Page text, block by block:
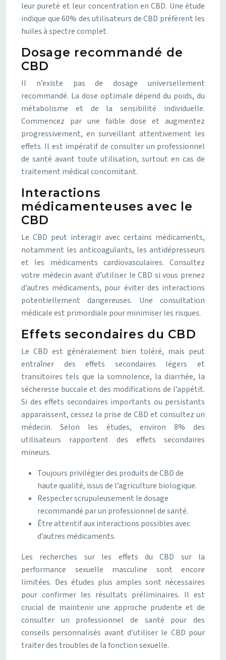
leur pureté et leur concentration en CBD. Une étude
indique que 60% des utilisateurs de CBD préfèrent les
huiles à spectre complet.
Dosage recommandé de
CBD
Il n’existe pas de dosage universellement
recommandé. La dose optimale dépend du poids, du
métabolisme et de la sensibilité individuelle.
Commencez par une faible dose et augmentez
progressivement, en surveillant attentivement les
effets. Il est impératif de consulter un professionnel
de santé avant toute utilisation, surtout en cas de
traitement médical concomitant.
Interactions
médicamenteuses avec le
CBD
Le CBD peut interagir avec certains médicaments,
notamment les anticoagulants, les antidépresseurs
et les médicaments cardiovasculaires. Consultez
votre médecin avant d’utiliser le CBD si vous prenez
d’autres médicaments, pour éviter des interactions
potentiellement dangereuses. Une consultation
médicale est primordiale pour minimiser les risques.
Effets secondaires du CBD
Le CBD est généralement bien toléré, mais peut
entraîner des effets secondaires légers et
transitoires tels que la somnolence, la diarrhée, la
sécheresse buccale et des modifications de l’appétit.
Si des effets secondaires importants ou persistants
apparaissent, cessez la prise de CBD et consultez un
médecin. Selon les études, environ 8% des
utilisateurs rapportent des effets secondaires
mineurs.
Toujours privilégier des produits de CBD de
haute qualité, issus de l’agriculture biologique.
Respecter scrupuleusement le dosage
recommandé par un professionnel de santé.
Être attentif aux interactions possibles avec
d’autres médicaments.
Les recherches sur les effets du CBD sur la
performance sexuelle masculine sont encore
limitées. Des études plus amples sont nécessaires
pour confirmer les résultats préliminaires. Il est
crucial de maintenir une approche prudente et de
consulter un professionnel de santé pour des
conseils personnalisés avant d’utiliser le CBD pour
traiter des troubles de la fonction sexuelle.